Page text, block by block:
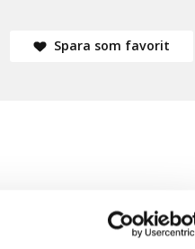
Spara som favorit